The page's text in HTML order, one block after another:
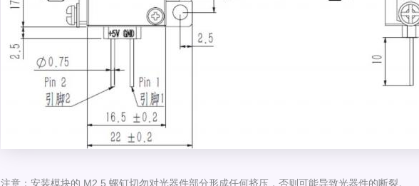
注意：安装模块的 M2.5 螺钉切勿对光器件部分形成任何挤压，否则可能导致光器件的断裂。